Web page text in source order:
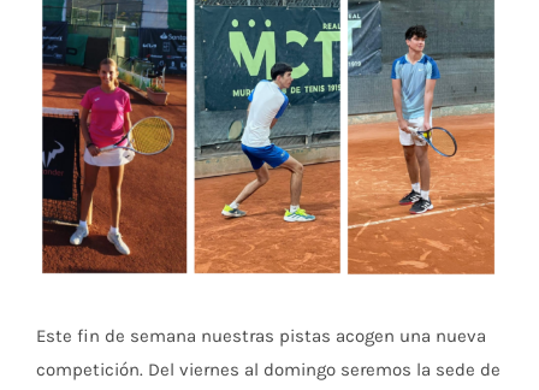
imagen
más
grande
Este fin de semana nuestras pistas acogen una nueva
competición. Del viernes al domingo seremos la sede de